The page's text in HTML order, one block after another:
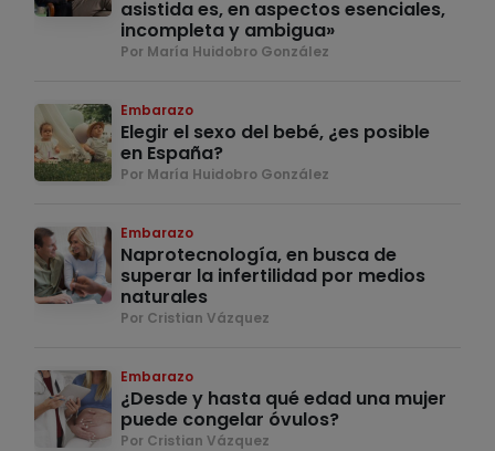
asistida es, en aspectos esenciales,
incompleta y ambigua»
Por María Huidobro González
Embarazo
Elegir el sexo del bebé, ¿es posible
en España?
Por María Huidobro González
Embarazo
Naprotecnología, en busca de
superar la infertilidad por medios
naturales
Por Cristian Vázquez
Embarazo
¿Desde y hasta qué edad una mujer
puede congelar óvulos?
Por Cristian Vázquez